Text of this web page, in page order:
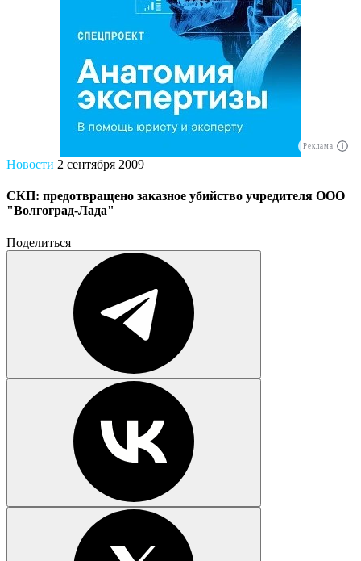
Реклама
Новости 2 сентября 2009
СКП: предотвращено заказное убийство учредителя ООО
"Волгоград-Лада"
Поделиться